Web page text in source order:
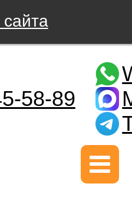
58-89